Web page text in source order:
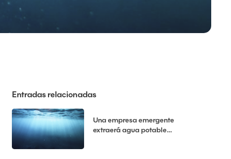
Entradas relacionadas
Una empresa emergente
extraerá agua potable